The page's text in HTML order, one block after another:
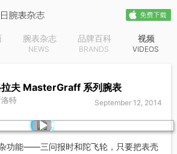
腕表杂志
NEWS
品牌百科
BRANDS
视频
VIDEOS
拉夫 MasterGraff 系列腕表
September 12, 2014
特
功能——三问报时和陀飞轮，只要把表壳